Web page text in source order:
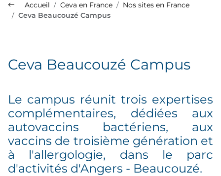
Accueil Ceva en France
Nos sites en France
Ceva Beaucouzé Campus
Ceva Beaucouzé Campus
Le campus réunit trois expertises
complémentaires, dédiées aux
autovaccins bactériens, aux
vaccins de troisième génération et
à l'allergologie, dans le parc
d'activités d'Angers - Beaucouzé.